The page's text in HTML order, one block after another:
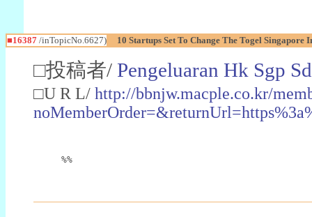
■16387 /inTopicNo.6627) 10 Startups Set To Change The Togel Singapore
□投稿者/ Pengeluaran Hk Sgp
□U R L/ http://bbnjw.macple.co.kr/
%%